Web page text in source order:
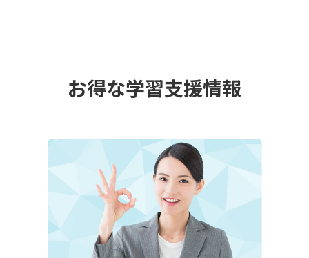
お得な学習支援情報